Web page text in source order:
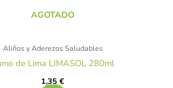
AGOTADO
Aliños y Aderezos Saludables
de Lima LIMASOL 280ml
1,35€